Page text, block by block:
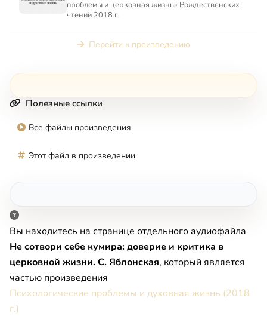
проблемы и церковная жизнь» Рождественских
чтений 2018 г.
Перейти к произведению
Полезные ссылки
Все файлы произведения
Этот файл в произведении
Вы находитесь на странице отдельного аудиофайла
Не сотвори себе кумира: доверие и критика в
церковной жизни. С. Яблонская, который является
частью произведения
Психологические проблемы и духовная жизнь (2018
г.)